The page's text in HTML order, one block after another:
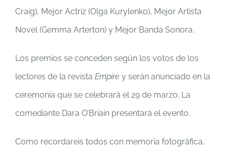
Craig), Mejor Actriz (Olga Kurylenko), Mejor Artista
Novel(Gemma Arterton) y Mejor Banda Sonora.
Los premios se conceden según los votos de los
lectores de la revista Empire y serán anunciado en la
ceremonia que se celebrará el29 de marzo. La
comediante Dara O’Briain presentará el evento.
Como recordareis todos con memoria fotográfica,